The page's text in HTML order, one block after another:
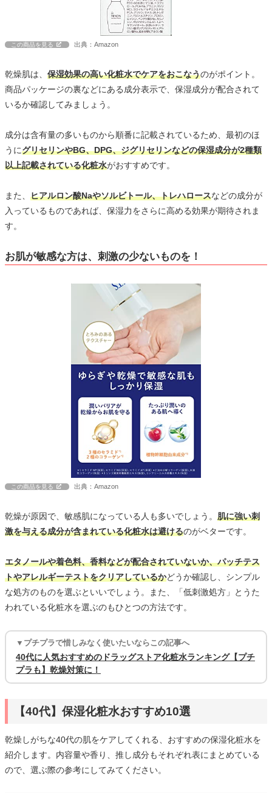
この商品を見る 出典：Amazon
乾燥肌は、 保湿効果の高い化粧水でケアをおこなうのがポイント。
商品パッケージの裏などにある成分表示で、保湿成分が配合されて
いるか確認してみましょう。
成分は含有量の多いものから順番に記載されているため、最初のほ
うにグリセリンやBG、DPG、ジグリセリンなどの保湿成分が2種類
以上記載されている化粧水がおすすめです。
また、 ヒアルロン酸Naやソルビトール、トレハロースなどの成分が
入っているものであれば、保湿力をさらに高める効果が期待されま
す。
お肌が敏感な方は、刺激の少ないものを！
この商品を見る 出典：Amazon
乾燥が原因で、敏感肌になっている人も多いでしょう。 肌に強い刺
激を与える成分が含まれている化粧水は避けるのがベターです。
エタノールや着色料、香料などが配合されていないか、パッチテス
トやアレルギーテストをクリアしているかどうか確認し、シンプル
な処方のものを選ぶといいでしょう。また、「低刺激処方」とうた
われている化粧水を選ぶのもひとつの方法です。
▼プチプラで惜しみなく使いたいならこの記事へ
40代に人気おすすめのドラッグストア化粧水ランキング【プチ
プラも】乾燥対策に！
【40代】保湿化粧水おすすめ10選
乾燥しがちな40代の肌をケアしてくれる、おすすめの保湿化粧水を
紹介します。内容量や香り、推し成分もそれぞれ表にまとめている
ので、選ぶ際の参考にしてみてください。